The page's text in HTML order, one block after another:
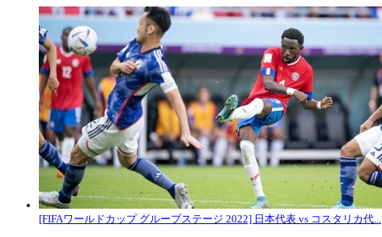
[FIFAワールドカップ グループステージ 2022] 日本代表 vs コスタリカ代...